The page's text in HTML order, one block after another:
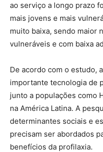
ao serviço a longo prazo
mais jovens e mais
muito baixa, sendo maior
vulneráveis e com baixa
De acordo com o estudo,
importante tecnologia de
junto a populações como
na América Latina. A
determinantes sociais e
precisam ser abordados
benefícios da profilaxia.